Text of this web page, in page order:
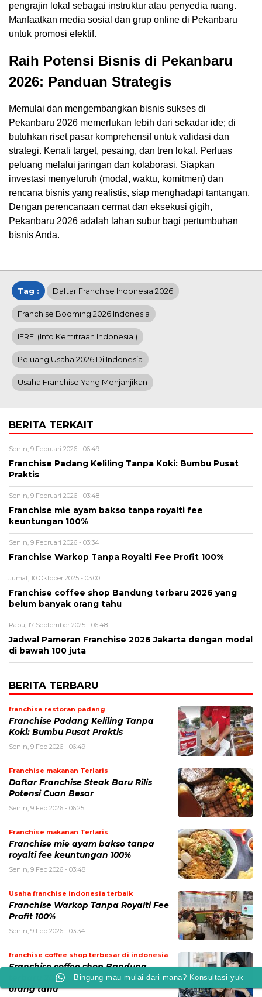
pengrajin lokal sebagai instruktur atau penyedia ruang.
Manfaatkan media sosial dan grup online di Pekanbaru
untuk promosi efektif.
Raih Potensi Bisnis di Pekanbaru
2026: Panduan Strategis
Memulai dan mengembangkan bisnis sukses di
Pekanbaru 2026 memerlukan lebih dari sekadar ide; di
butuhkan riset pasar komprehensif untuk validasi dan
strategi. Kenali target, pesaing, dan tren lokal. Perluas
peluang melalui jaringan dan kolaborasi. Siapkan
investasi menyeluruh (modal, waktu, komitmen) dan
rencana bisnis yang realistis, siap menghadapi tantangan.
Dengan perencanaan cermat dan eksekusi gigih,
Pekanbaru 2026 adalah lahan subur bagi pertumbuhan
bisnis Anda.
Tag : Daftar Franchise Indonesia 2026
Franchise Booming 2026 Indonesia
IFREI (info Kemitraan Indonesia )
Peluang Usaha 2026 Di Indonesia
Usaha Franchise Yang Menjanjikan
BERITA TERKAIT
Senin, 9 Februari 2026 - 06:49
Franchise Padang Keliling Tanpa Koki: Bumbu Pusat
Praktis
Senin, 9 Februari 2026 - 03:48
Franchise mie ayam bakso tanpa royalti fee
keuntungan 100%
Senin, 9 Februari 2026 - 03:34
Franchise Warkop Tanpa Royalti Fee Profit 100%
Jumat, 10 Oktober 2025 - 03:00
Franchise coffee shop Bandung terbaru 2026 yang
belum banyak orang tahu
Rabu, 17 September 2025 - 06:48
Jadwal Pameran Franchise 2026 Jakarta dengan modal
di bawah 100 juta
BERITA TERBARU
franchise restoran padang
Franchise Padang Keliling Tanpa
Koki: Bumbu Pusat Praktis
Senin, 9 Feb 2026 - 06:49
Franchise makanan Terlaris
Daftar Franchise Steak Baru Rilis
Potensi Cuan Besar
Senin, 9 Feb 2026 - 06:25
Franchise makanan Terlaris
Franchise mie ayam bakso tanpa
royalti fee keuntungan 100%
Senin, 9 Feb 2026 - 03:48
Usaha franchise indonesia terbaik
Franchise Warkop Tanpa Royalti Fee
Profit 100%
Senin, 9 Feb 2026 - 03:34
franchise coffee shop terbesar di indonesia
Franchise coffee shop Bandung
terbaru 2026 yang belum banyak
orang tahu
Bingung mau mulai dari mana? Konsultasi yuk